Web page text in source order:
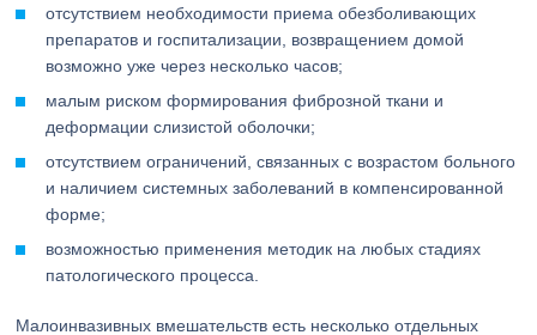
отсутствием необходимости приема обезболивающих
препаратов и госпитализации, возвращением домой
возможно уже через несколько часов;
малым риском формирования фиброзной ткани и
деформации слизистой оболочки;
отсутствием ограничений, связанных с возрастом больного
и наличием системных заболеваний в компенсированной
форме;
возможностью применения методик на любых стадиях
патологического процесса.
Малоинвазивных вмешательств есть несколько отдельных